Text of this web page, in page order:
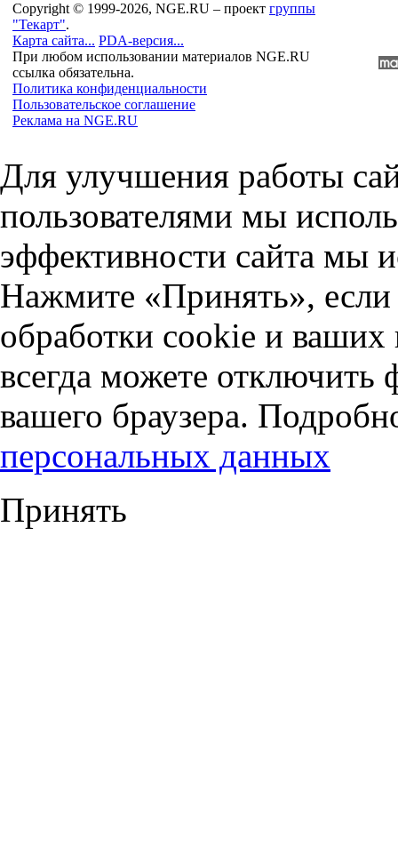
Copyright © 1999-2026, NGE.RU – проект группы
"Текарт".
Карта сайта... PDA-версия...
При любом использовании материалов NGE.RU
ссылка обязательна.
Политика конфиденциальности
Пользовательское соглашение
Реклама на NGE.RU
Для улучшения работы
пользователями мы
эффективности сайта мы
Нажмите «Принять», если
обработки cookie и
всегда можете отключить
вашего браузера.
персональных данных
Принять